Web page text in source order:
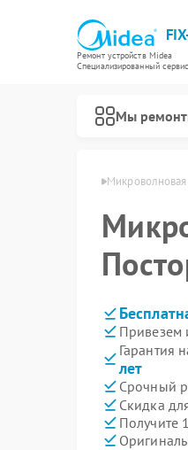
Ремонт устройств Midea
Специализированный
Мы
в Мариуполе
Привезем
Гарантия
лет
Срочный
Скидка
Получите